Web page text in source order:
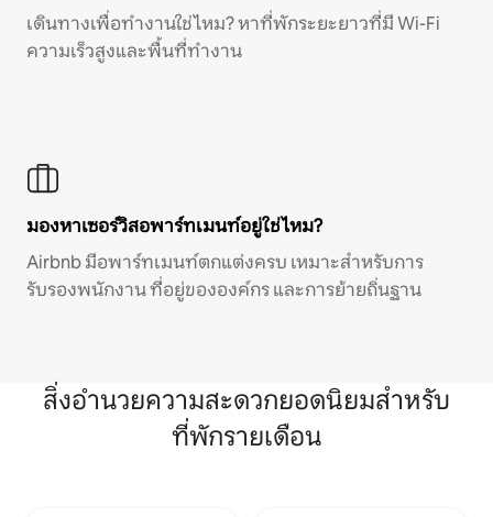
เดินทางเพื่อทำงานใช่ไหม? หาที่พักระยะยาวที่มี Wi-Fi
ความเร็วสูงและพื้นที่ทำงาน
มองหาเซอร์วิสอพาร์ทเมนท์อยู่ใช่ไหม?
Airbnb มีอพาร์ทเมนท์ตกแต่งครบ เหมาะสำหรับการ
รับรองพนักงาน ที่อยู่ขององค์กร และการย้ายถิ่นฐาน
สิ่งอำนวยความสะดวกยอดนิยมสำหรับ
ที่พักรายเดือน